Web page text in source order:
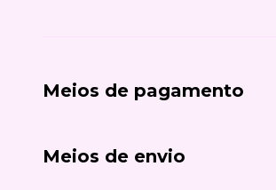
Meios de pagamento
Meios de envio